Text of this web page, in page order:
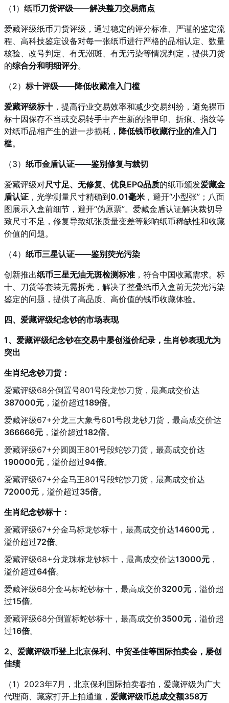
（1） 纸币刀货评级——解决整刀交易痛点
爱藏评级纸币刀货评级，通过稳定的评分标准、严谨的鉴定流
程、高科技鉴定设备对每一张纸币进行严格的品相认定、数量
核验、改号判定、有无潮斑、有无污染等情况判定，提供刀货
的综合分和明细评分。
（2） 标十评级——降低收藏准入门槛
爱藏评级标十 ，提高行业交易效率和减少交易纠纷，避免裸币
标十因保存不当或交易转手中产生新的指甲印、折痕、指纹等
对纸币品相产生的进一步损耗， 降低钱币收藏行业的准入门
槛。
（3） 纸币金盾认证——鉴别修复与裁切
爱藏评级对尺寸足、无修复、优良EPQ品质的纸币颁发爱藏金
盾认证 ，光学测量尺寸精确到0.01毫米 ，避开“小型张”；八面
图展示入盒前细节，避开“伪原票”。爱藏金盾认证解决裁切导
致尺寸不足，修复导致纸张质量变差等影响纸币稀缺性和收藏
价值的问题。
（4） 纸币三星认证——鉴别荧光污染
创新推出纸币三星无油无斑检测标准 ，符合中国收藏需求。标
十、刀货等套装无需拆壳，解决了整叠纸币入盒前无荧光污染
鉴定的问题，提供了高品质、高价值的钱币收藏体验。
四、爱藏评级纪念钞的市场表现
1、爱藏评级纪念钞在交易中屡创溢价纪录，生肖钞表现尤为
突出
生肖纪念钞刀货：
爱藏评级68分倒置号801号段龙钞刀货，最高成交价达
387000元 ，溢价超过189倍。
爱藏评级67+分龙三大象号601号段龙钞刀货，最高成交价达
366666元 ，溢价超过182倍。
爱藏评级67+分圆圆王801号段蛇钞刀货，最高成交价达
190000元 ，溢价超过94倍。
爱藏评级67+分金马王801号段蛇钞刀货，最高成交价达
72000元 ，溢价超过35倍。
生肖纪念钞标十：
爱藏评级67+分金马标龙钞标十，最高成交价达14600元 ，
溢价超过72倍。
爱藏评级68+分龙珠标龙钞标十，最高成交价达13000元 ，
溢价超过64倍。
爱藏评级68分金马标蛇钞标十，最高成交价3200元 ，溢价超
过15倍。
爱藏评级68分倒置标蛇钞标十，最高成交价3500元 ，溢价超
过16倍。
2、爱藏评级币登上北京保利、中贸圣佳等国际拍卖会，屡创
佳绩
（1）2023年7月，北京保利国际拍卖春拍，爱藏评级为广大
代理商、藏家打开上拍通道， 爱藏评级币总成交额358万